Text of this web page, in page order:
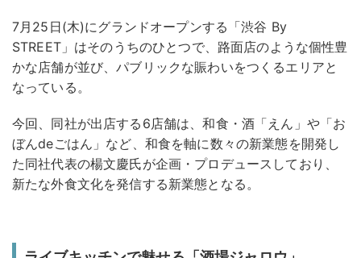
7月25日(木)にグランドオープンする「渋谷 By
STREET」はそのうちのひとつで、路面店のような個性豊
かな店舗が並び、パブリックな賑わいをつくるエリアと
なっている。
今回、同社が出店する6店舗は、和食・酒「えん」や「お
ぼんdeごはん」など、和食を軸に数々の新業態を開発し
た同社代表の楊文慶氏が企画・プロデュースしており、
新たな外食文化を発信する新業態となる。